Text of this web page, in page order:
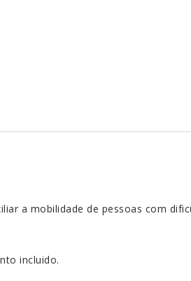
a mobilidade de pessoas com
incluido.